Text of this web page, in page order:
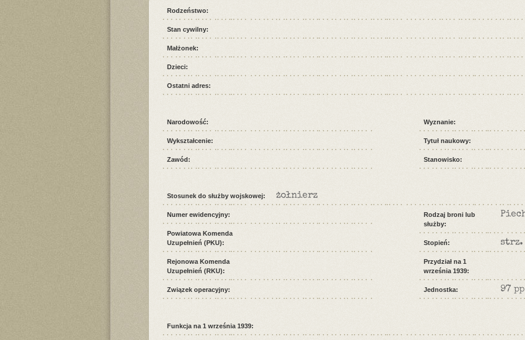
Rodzeństwo:
Stan cywilny:
Małżonek:
Dzieci:
Ostatni adres:
Narodowość:
Wykształcenie:
Zawód:
Wyznanie:
Tytuł naukowy:
Stanowisko:
Stosunek do służby wojskowej: żołnierz
Numer ewidencyjny:
Powiatowa Komenda
Uzupełnień (PKU):
Rejonowa Komenda
Uzupełnień (RKU):
Związek operacyjny:
Rodzaj broni lub
służby:
Stopień: strz.
Przydział na 1
września 1939:
Jednostka: 97 pp
Funkcja na 1 września 1939: